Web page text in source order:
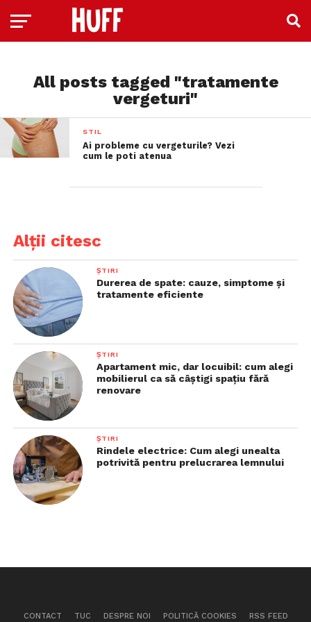
All posts tagged "tratamente
vergeturi"
STIL
Ai probleme cu vergeturile? Vezi
cum le poti atenua
Alții citesc
ȘTIRI
Durerea de spate: cauze, simptome și
tratamente eficiente
ȘTIRI
Apartament mic, dar locuibil: cum alegi
mobilierul ca să câștigi spațiu fără
renovare
ȘTIRI
Rindele electrice: Cum alegi unealta
potrivită pentru prelucrarea lemnului
CONTACT TUC DESPRE NOI POLITICĂ COOKIES RSS FEED